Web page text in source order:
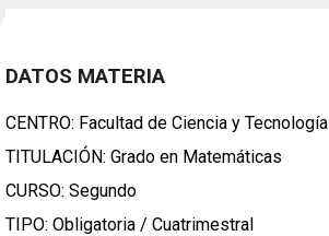
DATOS MATERIA
CENTRO: Facultad de Ciencia y Tecnología
TITULACIÓN: Grado en Matemáticas
CURSO: Segundo
TIPO: Obligatoria / Cuatrimestral